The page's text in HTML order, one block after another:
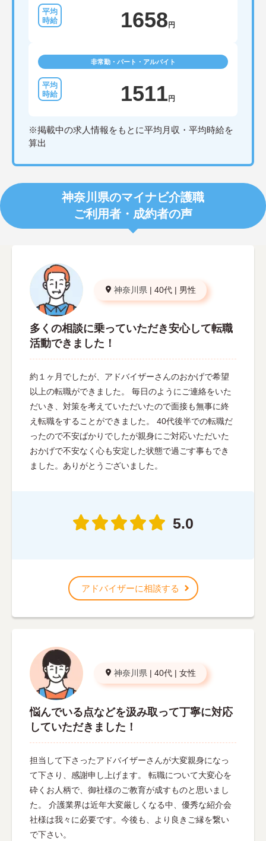
1658 円
非常勤・パート・アルバイト
1511 円
※掲載中の求人情報をもとに平均月収・平均時給を
算出
神奈川県のマイナビ介護職
ご利用者・成約者の声
神奈川県 | 40代 | 男性
多くの相談に乗っていただき安心して転職
活動できました！
約１ヶ月でしたが、アドバイザーさんのおかげで希望
以上の転職ができました。 毎日のようにご連絡をいた
だいき、対策を考えていただいたので面接も無事に終
え転職をすることができました。 40代後半での転職だ
ったので不安ばかりでしたが親身にご対応いただいた
おかげで不安なく心も安定した状態で過ごす事もでき
ました。ありがとうございました。
5.0
アドバイザーに相談する
神奈川県 | 40代 | 女性
悩んでいる点などを汲み取って丁寧に対応
していただきました！
担当して下さったアドバイザーさんが大変親身になっ
て下さり、感謝申し上げます。 転職について大変心を
砕くお人柄で、御社様のご教育が成すものと思いまし
た。 介護業界は近年大変厳しくなる中、優秀な紹介会
社様は我々に必要です。今後も、より良きご縁を繋い
で下さい。